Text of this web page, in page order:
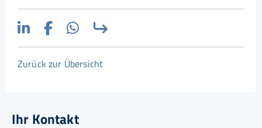
Zurück zur Übersicht
Ihr Kontakt